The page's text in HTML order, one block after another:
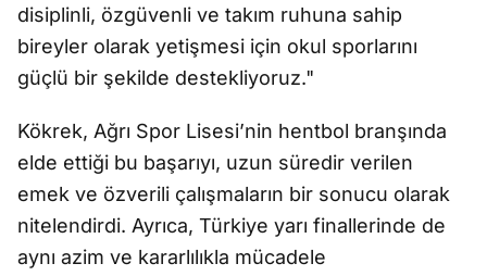
disiplinli, özgüvenli ve takım ruhuna sahip
bireyler olarak yetişmesi için okul sporlarını
güçlü bir şekilde destekliyoruz."
Kökrek, Ağrı Spor Lisesi’nin hentbol branşında
elde ettiği bu başarıyı, uzun süredir verilen
emek ve özverili çalışmaların bir sonucu olarak
nitelendirdi. Ayrıca, Türkiye yarı finallerinde de
aynı azim ve kararlılıkla mücadele